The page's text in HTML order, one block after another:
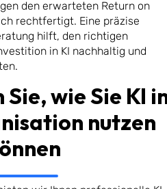
den erwarteten Return on
rechtfertigt. Eine präzise
hilft, den richtigen
in KI nachhaltig und
wie Sie KI
nutzen